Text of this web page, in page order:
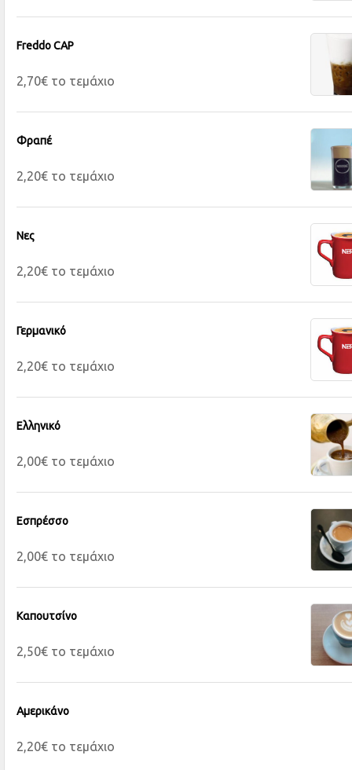
Freddo CAP
2,70€ το τεμάχιο
Φραπέ
2,20€ το τεμάχιο
Νες
2,20€ το τεμάχιο
Γερμανικό
2,20€ το τεμάχιο
Ελληνικό
2,00€ το τεμάχιο
Εσπρέσσο
2,00€ το τεμάχιο
Καπουτσίνο
2,50€ το τεμάχιο
Αμερικάνο
2,20€ το τεμάχιο